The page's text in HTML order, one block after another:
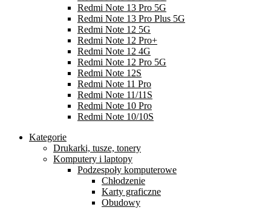
Redmi Note 13 Pro 5G
Redmi Note 13 Pro Plus 5G
Redmi Note 12 5G
Redmi Note 12 Pro+
Redmi Note 12 4G
Redmi Note 12 Pro 5G
Redmi Note 12S
Redmi Note 11 Pro
Redmi Note 11/11S
Redmi Note 10 Pro
Redmi Note 10/10S
Kategorie
Drukarki, tusze, tonery
Komputery i laptopy
Podzespoły komputerowe
Chłodzenie
Karty graficzne
Obudowy